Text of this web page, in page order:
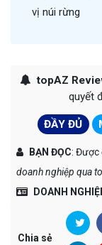
vị núi rừng
topAZ
quyết
ĐẦY ĐỦ
BẠN ĐỌC: Được
doanh nghiệp qua
DOANH
Chia sẻ